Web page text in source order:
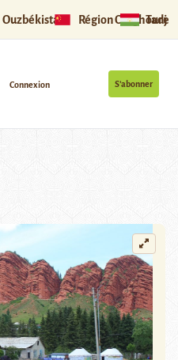
Ouzbékistan Région Ouïghoure
S’abonner
Connexion